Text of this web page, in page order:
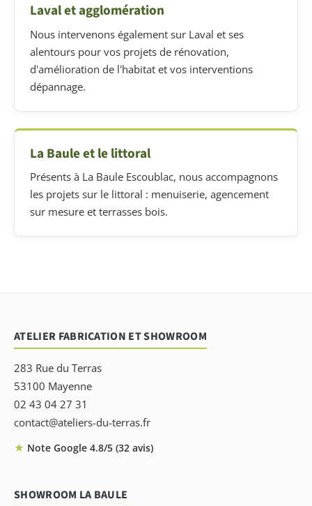
Laval et agglomération
Nous intervenons également sur Laval et ses
alentours pour vos projets de rénovation,
d'amélioration de l'habitat et vos interventions
dépannage.
La Baule et le littoral
Présents à La Baule Escoublac, nous accompagnons
les projets sur le littoral : menuiserie, agencement
sur mesure et terrasses bois.
ATELIER FABRICATION ET SHOWROOM
283 Rue du Terras
53100 Mayenne
02 43 04 27 31
contact@ateliers-du-terras.fr
★ Note Google 4.8/5 (32 avis)
SHOWROOM LA BAULE